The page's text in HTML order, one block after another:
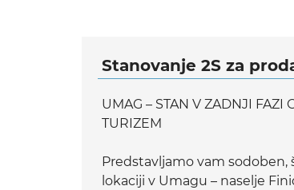
Stanovanje 2S za
UMAG – STAN V ZADNJI FAZI
TURIZEM
Predstavljamo vam sodoben,
lokaciji v Umagu – naselje